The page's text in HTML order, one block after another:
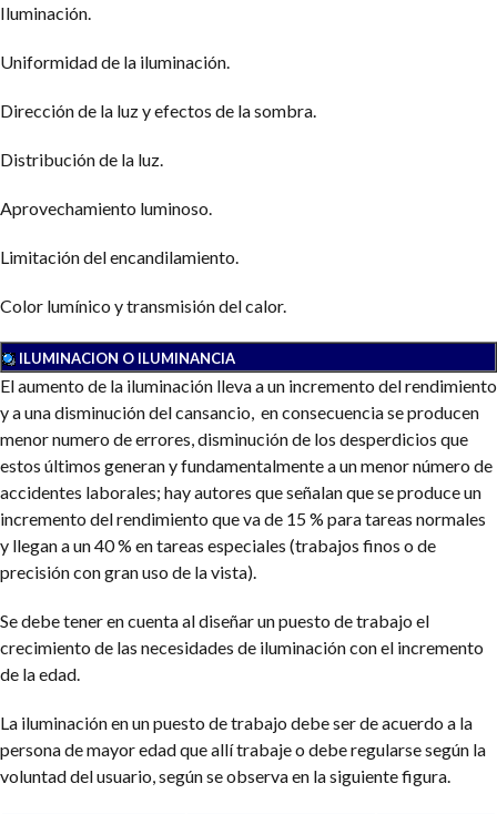
Iluminación.
Uniformidad de la iluminación.
Dirección de la luz y efectos de la sombra.
Distribución de la luz.
Aprovechamiento luminoso.
Limitación del encandilamiento.
Color lumínico y transmisión del calor.
ILUMINACION O ILUMINANCIA
El aumento de la iluminación lleva a un incremento del rendimiento
y a una disminución del cansancio, en consecuencia se producen
menor numero de errores, disminución de los desperdicios que
estos últimos generan y fundamentalmente a un menor número de
accidentes laborales; hay autores que señalan que se produce un
incremento del rendimiento que va de 15 % para tareas normales
y llegan a un 40 % en tareas especiales (trabajos finos o de
precisión con gran uso de la vista).
Se debe tener en cuenta al diseñar un puesto de trabajo el
crecimiento de las necesidades de iluminación con el incremento
de la edad.
La iluminación en un puesto de trabajo debe ser de acuerdo a la
persona de mayor edad que allí trabaje o debe regularse según la
voluntad del usuario, según se observa en la siguiente figura.